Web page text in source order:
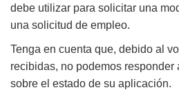
debe utilizar para solicitar una
una solicitud de empleo.
Tenga en cuenta que, debido al
recibidas, no podemos
sobre el estado de su aplicación.